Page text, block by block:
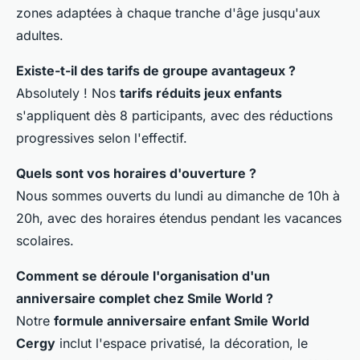
zones adaptées à chaque tranche d'âge jusqu'aux
adultes.
Existe-t-il des tarifs de groupe avantageux ?
Absolutely ! Nos tarifs réduits jeux enfants
s'appliquent dès 8 participants, avec des réductions
progressives selon l'effectif.
Quels sont vos horaires d'ouverture ?
Nous sommes ouverts du lundi au dimanche de 10h à
20h, avec des horaires étendus pendant les vacances
scolaires.
Comment se déroule l'organisation d'un
anniversaire complet chez Smile World ?
Notre formule anniversaire enfant Smile World
Cergy inclut l'espace privatisé, la décoration, le